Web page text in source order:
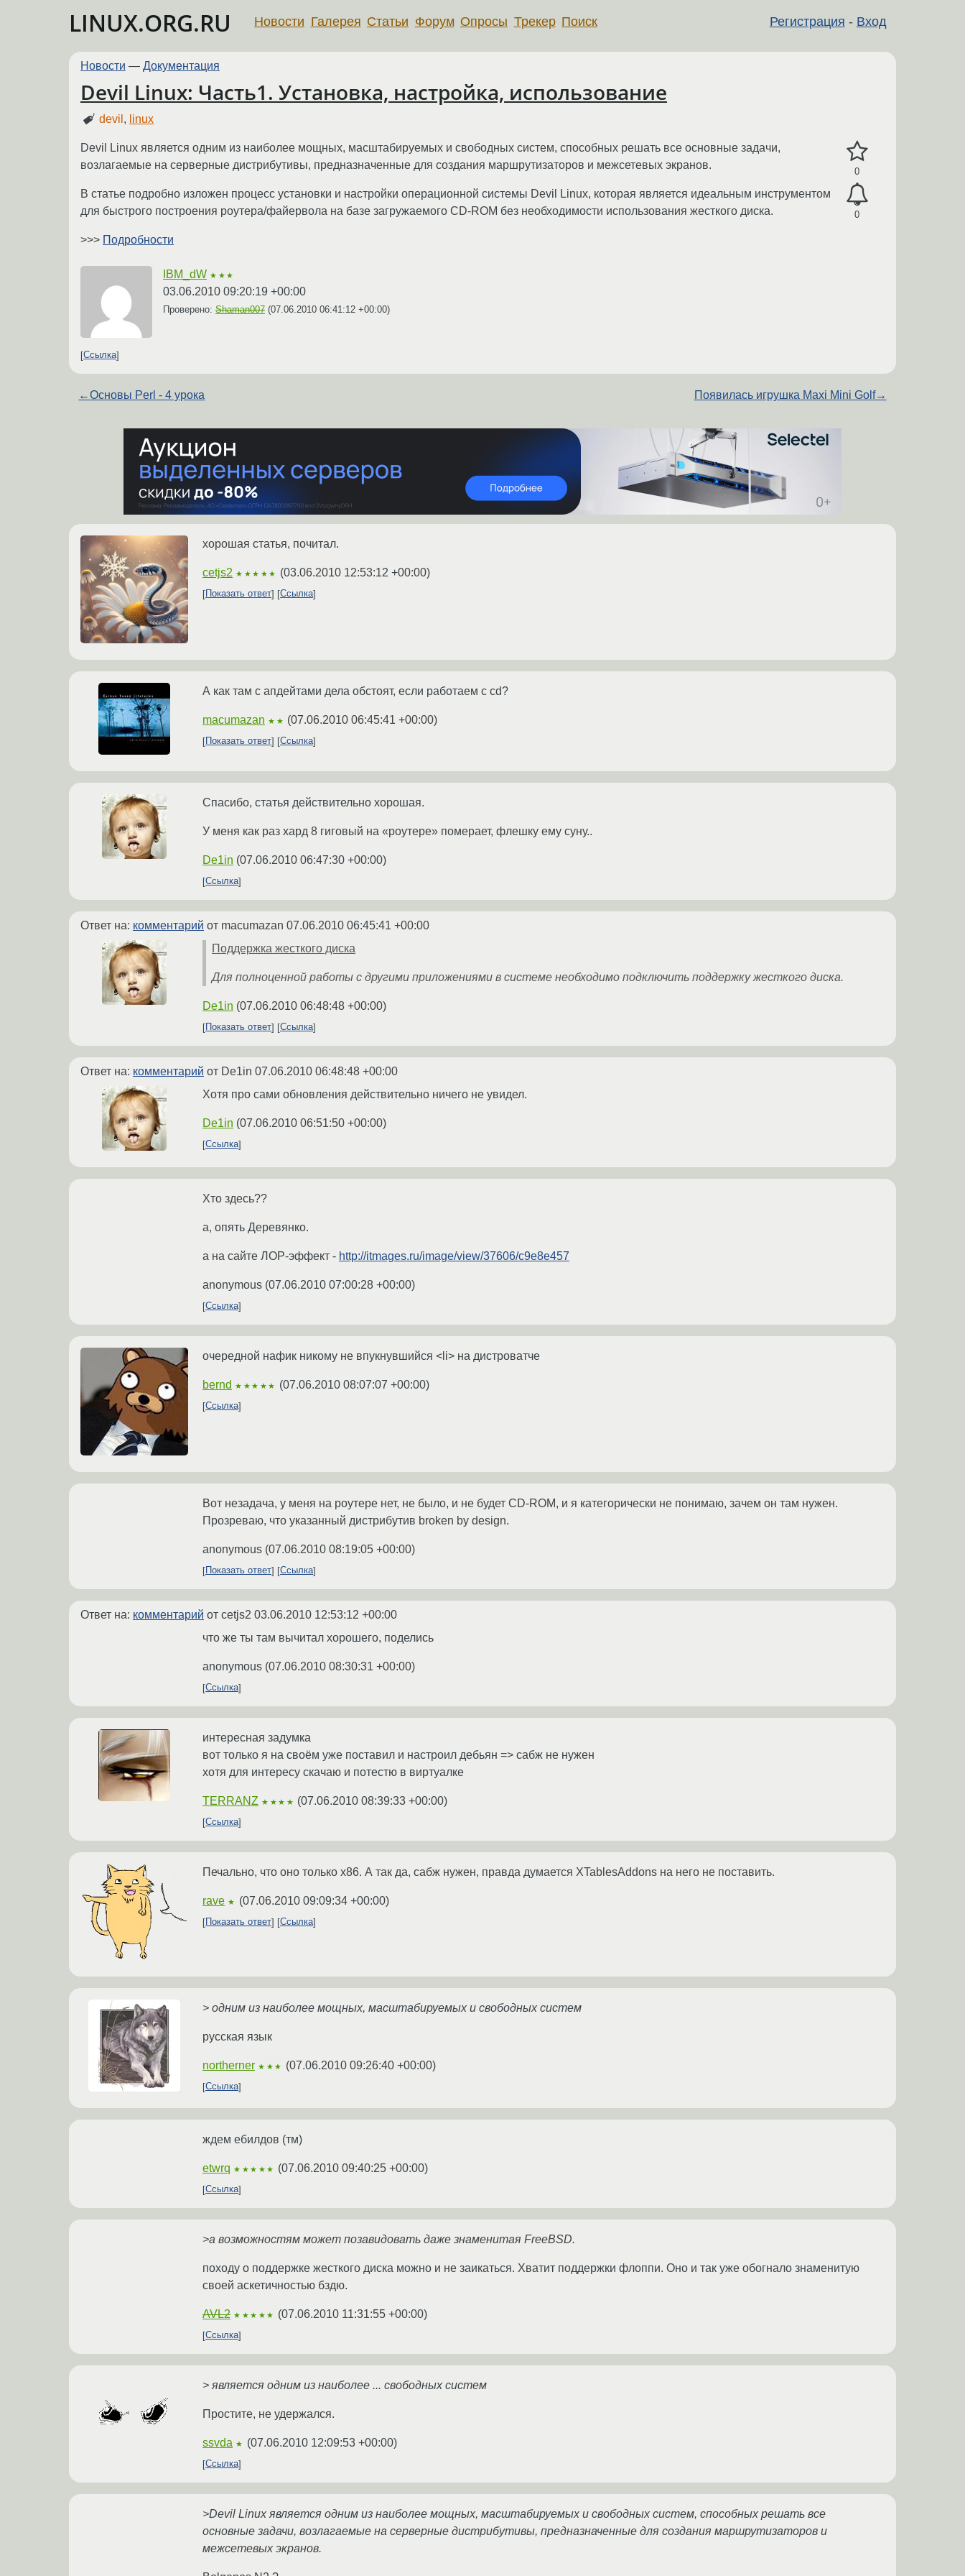
LINUX.ORG.RU Регистрация - Вход
Новости Галерея Статьи Форум Опросы Трекер Поиск
Новости — Документация
Devil Linux: Часть1. Установка, настройка, использование
devil , linux
0
0
Devil Linux является одним из наиболее мощных, масштабируемых и свободных систем, способных решать все основные задачи,
возлагаемые на серверные дистрибутивы, предназначенные для создания маршрутизаторов и межсетевых экранов.
В статье подробно изложен процесс установки и настройки операционной системы Devil Linux, которая является идеальным инструментом
для быстрого построения роутера/файервола на базе загружаемого CD-ROM без необходимости использования жесткого диска.
>>> Подробности
IBM_dW ★★★
03.06.2010 09:20:19 +00:00
Проверено: Shaman007 (07.06.2010 06:41:12 +00:00)
Ссылка
←Основы Perl - 4 урока Появилась игрушка Maxi Mini Golf→
хорошая статья, почитал.
cetjs2 ★★★★★ (03.06.2010 12:53:12 +00:00)
Показать ответ Ссылка
А как там с апдейтами дела обстоят, если работаем с cd?
macumazan ★★ (07.06.2010 06:45:41 +00:00)
Показать ответ Ссылка
Спасибо, статья действительно хорошая.
У меня как раз хард 8 гиговый на «роутере» померает, флешку ему суну..
De1in (07.06.2010 06:47:30 +00:00)
Ссылка
Ответ на: комментарий от macumazan 07.06.2010 06:45:41 +00:00
Поддержка жесткого диска
Для полноценной работы с другими приложениями в системе необходимо подключить поддержку жесткого диска.
De1in (07.06.2010 06:48:48 +00:00)
Показать ответ Ссылка
Ответ на: комментарий от De1in 07.06.2010 06:48:48 +00:00
Хотя про сами обновления действительно ничего не увидел.
De1in (07.06.2010 06:51:50 +00:00)
Ссылка
Хто здесь??
а, опять Деревянко.
а на сайте ЛОР-эффект - http://itmages.ru/image/view/37606/c9e8e457
anonymous (07.06.2010 07:00:28 +00:00)
Ссылка
очередной нафик никому не впукнувшийся <li> на дистроватче
bernd ★★★★★ (07.06.2010 08:07:07 +00:00)
Ссылка
Вот незадача, у меня на роутере нет, не было, и не будет CD-ROM, и я категорически не понимаю, зачем он там нужен.
Прозреваю, что указанный дистрибутив broken by design.
anonymous (07.06.2010 08:19:05 +00:00)
Показать ответ Ссылка
Ответ на: комментарий от cetjs2 03.06.2010 12:53:12 +00:00
что же ты там вычитал хорошего, поделись
anonymous (07.06.2010 08:30:31 +00:00)
Ссылка
интересная задумка
вот только я на своём уже поставил и настроил дебьян => сабж не нужен
хотя для интересу скачаю и потестю в виртуалке
TERRANZ ★★★★ (07.06.2010 08:39:33 +00:00)
Ссылка
Печально, что оно только x86. А так да, сабж нужен, правда думается XTablesAddons на него не поставить.
rave ★ (07.06.2010 09:09:34 +00:00)
Показать ответ Ссылка
> одним из наиболее мощных, масштабируемых и свободных систем
русская язык
northerner ★★★ (07.06.2010 09:26:40 +00:00)
Ссылка
ждем ебилдов (тм)
etwrq ★★★★★ (07.06.2010 09:40:25 +00:00)
Ссылка
>а возможностям может позавидовать даже знаменитая FreeBSD.
походу о поддержке жесткого диска можно и не заикаться. Хватит поддержки флоппи. Оно и так уже обогнало знаменитую
своей аскетичностью бздю.
AVL2 ★★★★★ (07.06.2010 11:31:55 +00:00)
Ссылка
> является одним из наиболее ... свободных систем
Простите, не удержался.
ssvda ★ (07.06.2010 12:09:53 +00:00)
Ссылка
>Devil Linux является одним из наиболее мощных, масштабируемых и свободных систем, способных решать все
основные задачи, возлагаемые на серверные дистрибутивы, предназначенные для создания маршрутизаторов и
межсетевых экранов.